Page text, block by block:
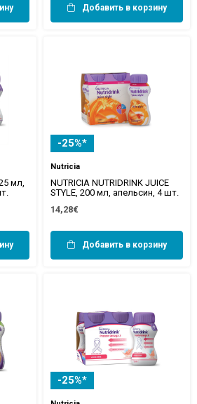
Добавить в корзину
мл,
-25%*
Nutricia
NUTRICIA NUTRIDRINK JUICE
STYLE, 200 мл, апельсин, 4 шт.
14,28€
Добавить в корзину
-25%*